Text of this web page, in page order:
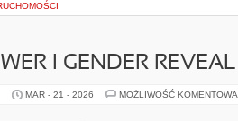
I GENDER REVEAL
MAR - 21 - 2026 MOŻLIWOŚĆ